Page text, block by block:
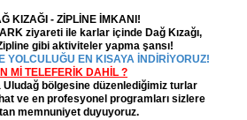
KIZAĞI - ZİPLİNE İMKANI!
ziyareti ile karlar içinde Dağ Kızağı,
gibi aktiviteler yapma şansı!
YOLCULUĞU EN KISAYA İNDİRİYORUZ!
Mİ TELEFERİK DAHİL ?
Uludağ bölgesine düzenlediğimiz turlar
ve en profesyonel programları sizlere
memnuniyet duyuyoruz.